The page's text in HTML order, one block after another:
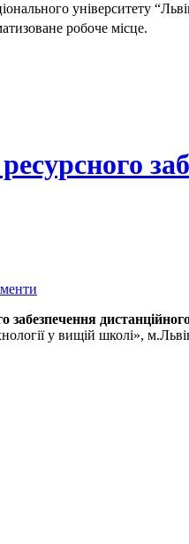
університету
робоче місце.
у вищій школі»,